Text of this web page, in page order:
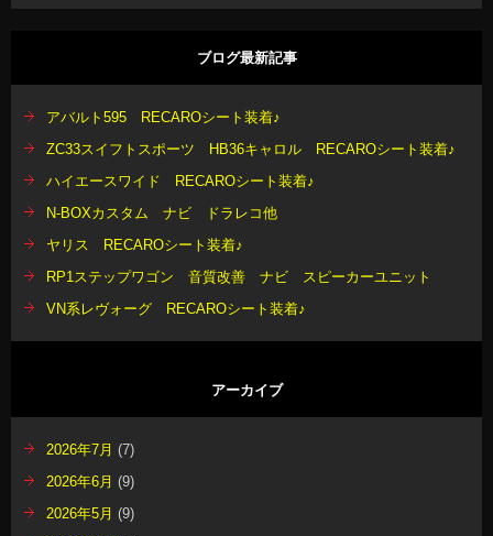
ブログ最新記事
アバルト595 RECAROシート装着♪
ZC33スイフトスポーツ HB36キャロル RECAROシート装着♪
ハイエースワイド RECAROシート装着♪
N-BOXカスタム ナビ ドラレコ他
ヤリス RECAROシート装着♪
RP1ステップワゴン 音質改善 ナビ スピーカーユニット
VN系レヴォーグ RECAROシート装着♪
アーカイブ
2026年7月 (7)
2026年6月 (9)
2026年5月 (9)